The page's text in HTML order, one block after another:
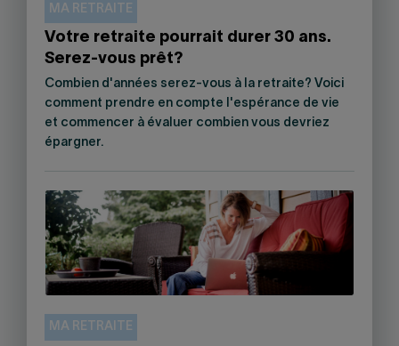
MA RETRAITE
Votre retraite pourrait durer 30 ans.
Serez-vous prêt?
Combien d'années serez-vous à la retraite? Voici
comment prendre en compte l'espérance de vie
et commencer à évaluer combien vous devriez
épargner.
MA RETRAITE